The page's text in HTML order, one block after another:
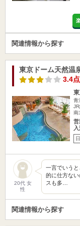
関連情報から探す
東京ドーム天然温
3.4点
青
南
営
20代 女
性
一言でいう
的に仕方な
スも多…
関連情報から探す